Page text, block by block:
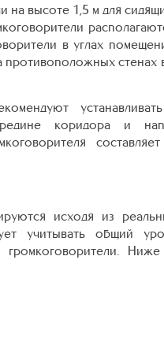
на высоте 1,5 м для
в углах
стенах
коридора и
исходя из
учитывать общий